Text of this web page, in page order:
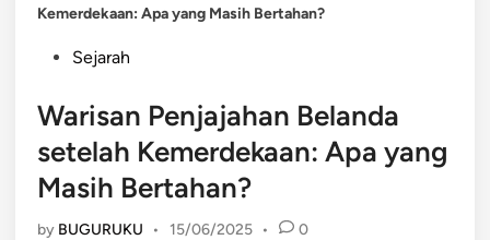
Kemerdekaan: Apa yang Masih Bertahan?
PostedSejarah
Warisan Penjajahan Belanda
setelah Kemerdekaan: Apa yang
Masih Bertahan?
by BUGURUKU • 15/06/2025 • 0